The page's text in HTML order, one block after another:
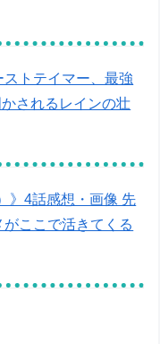
ストテイマー、最強
されるレインの壮
》4話感想・画像 先
ここで活きてくる